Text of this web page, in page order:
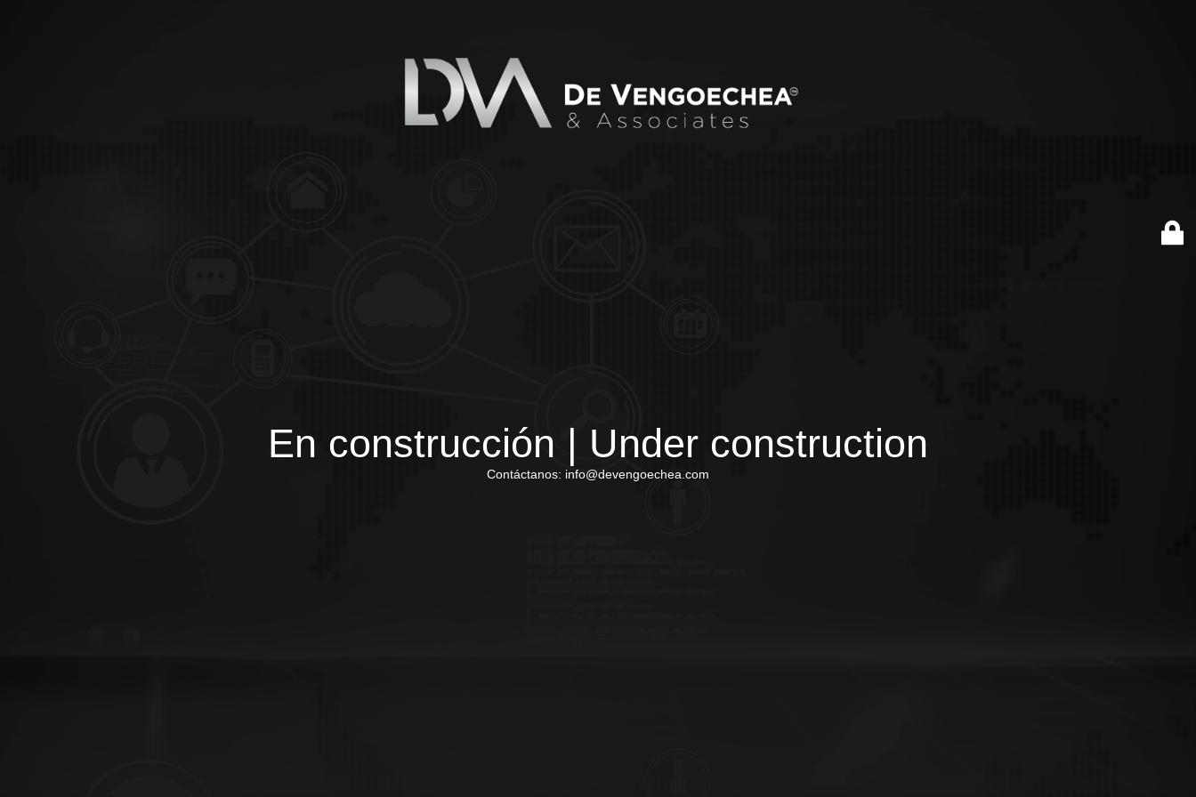
En construcción | Under construction
Contáctanos: info@devengoechea.com